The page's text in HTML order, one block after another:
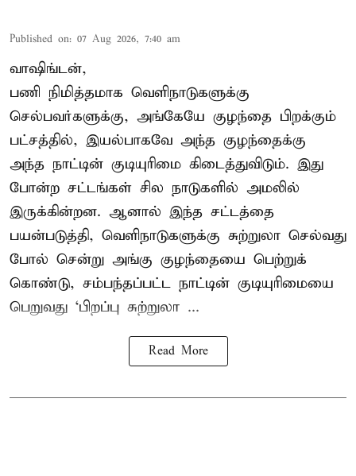
Published on: 07 Aug 2026, 7:40 am
வாஷிங்டன்,
பணி நிமித்தமாக வெளிநாடுகளுக்கு
செல்பவர்களுக்கு, அங்கேயே குழந்தை பிறக்கும்
பட்சத்தில், இயல்பாகவே அந்த குழந்தைக்கு
அந்த நாட்டின் குடியுரிமை கிடைத்துவிடும். இது
போன்ற சட்டங்கள் சில நாடுகளில் அமலில்
இருக்கின்றன. ஆனால் இந்த சட்டத்தை
பயன்படுத்தி, வெளிநாடுகளுக்கு சுற்றுலா செல்வது
போல் சென்று அங்கு குழந்தையை பெற்றுக்
கொண்டு, சம்பந்தப்பட்ட நாட்டின் குடியுரிமையை
பெறுவது ‘பிறப்பு சுற்றுலா ...
Read More